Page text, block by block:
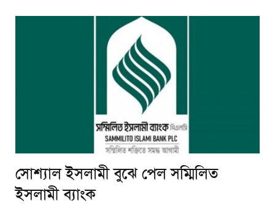
সোশ্যাল ইসলামী বুঝে পেল সম্মিলিত
ইসলামী ব্যাংক